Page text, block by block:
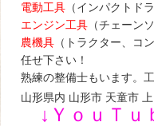
電動工具 （インパクトド
エンジン工具 （チェーン
農機具 （トラクター、コ
任せ下さい！
熟練の整備士もいます。
山形県内 山形市 天童市
↓ＹｏｕＴｕ